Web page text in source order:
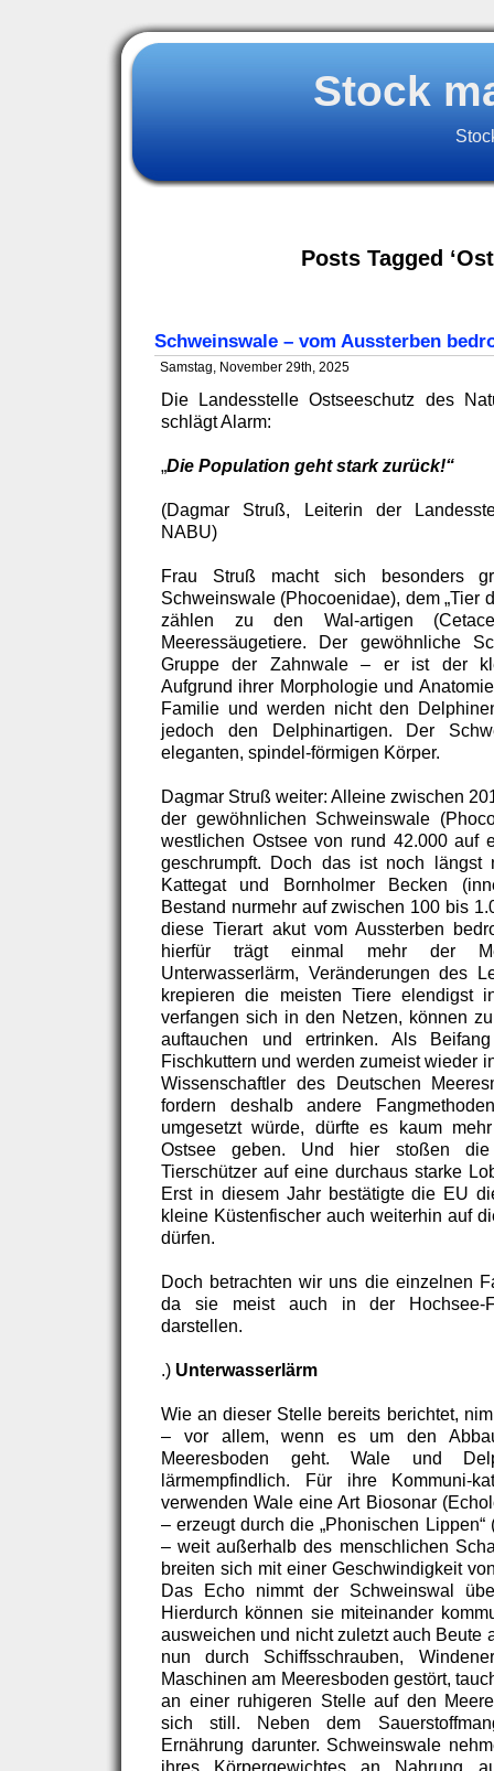
Stock
Posts Tagged
Schweinswale – vom Aussterben
Samstag, November 29th, 2025
Die Landesstelle Ostseeschutz des
schlägt Alarm:
„Die Population geht stark zurück!“
(Dagmar Struß, Leiterin der
NABU)
Frau Struß macht sich besonders
Schweinswale (Phocoenidae), dem „Tier
zählen zu den Wal-artigen
Meeressäugetiere. Der gewöhnliche
Gruppe der Zahnwale – er ist der
Aufgrund ihrer Morphologie und
Familie und werden nicht den
jedoch den Delphinartigen. Der
eleganten, spindel-förmigen Körper.
Dagmar Struß weiter: Alleine zwischen
der gewöhnlichen Schweinswale
westlichen Ostsee von rund 42.000 auf
geschrumpft. Doch das ist noch längst
Kattegat und Bornholmer Becken
Bestand nurmehr auf zwischen 100 bis
diese Tierart akut vom Aussterben
hierfür trägt einmal mehr der
Unterwasserlärm, Veränderungen des
krepieren die meisten Tiere elendigst
verfangen sich in den Netzen, können
auftauchen und ertrinken. Als
Fischkuttern und werden zumeist wieder
Wissenschaftler des Deutschen
fordern deshalb andere
umgesetzt würde, dürfte es kaum
Ostsee geben. Und hier stoßen die
Tierschützer auf eine durchaus starke
Erst in diesem Jahr bestätigte die EU
kleine Küstenfischer auch weiterhin auf
dürfen.
Doch betrachten wir uns die einzelnen
da sie meist auch in der Hochsee-
darstellen.
.) Unterwasserlärm
Wie an dieser Stelle bereits berichtet,
– vor allem, wenn es um den
Meeresboden geht. Wale und
lärmempfindlich. Für ihre Kommuni-
verwenden Wale eine Art Biosonar
– erzeugt durch die „Phonischen
– weit außerhalb des menschlichen
breiten sich mit einer Geschwindigkeit
Das Echo nimmt der Schweinswal
Hierdurch können sie miteinander
ausweichen und nicht zuletzt auch Beute
nun durch Schiffsschrauben,
Maschinen am Meeresboden gestört,
an einer ruhigeren Stelle auf den
sich still. Neben dem
Ernährung darunter. Schweinswale
ihres Körpergewichtes an Nahrung